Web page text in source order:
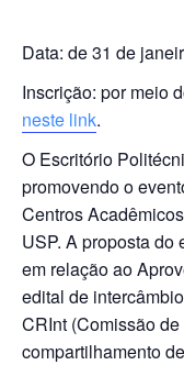
Data: de 31 de
Inscrição: por meio
neste link.
O Escritório
promovendo o
Centros
USP. A proposta do
em relação ao
edital de
CRInt (Comissão
compartilhamento